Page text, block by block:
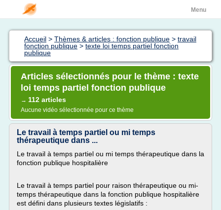
Menu
Accueil > Thèmes & articles : fonction publique > travail
fonction publique > texte loi temps partiel fonction
publique
Articles sélectionnés pour le thème : texte
loi temps partiel fonction publique
→ 112 articles
Aucune vidéo sélectionnée pour ce thème
Le travail à temps partiel ou mi temps
thérapeutique dans ...
Le travail à temps partiel ou mi temps thérapeutique dans la
fonction publique hospitalière
Le travail à temps partiel pour raison thérapeutique ou mi-
temps thérapeutique dans la fonction publique hospitalière
est défini dans plusieurs textes législatifs :